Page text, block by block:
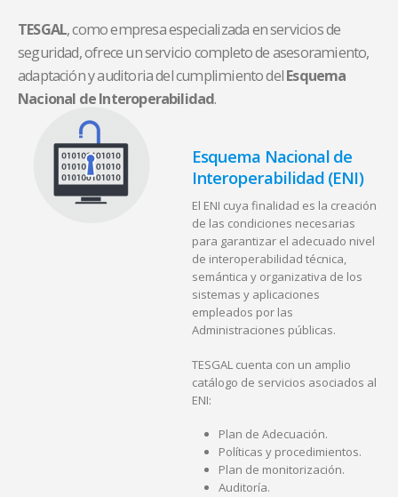
TESGAL, como empresa especializada en servicios de
seguridad, ofrece un servicio completo de asesoramiento,
adaptación y auditoria del cumplimiento delEsquema
Nacional de Interoperabilidad.
Esquema Nacional de
Interoperabilidad (ENI)
El ENI cuya finalidad es la creación
de las condiciones necesarias
para garantizar el adecuado nivel
de interoperabilidad técnica,
semántica y organizativa de los
sistemas y aplicaciones
empleados por las
Administraciones públicas.
TESGAL cuenta con un amplio
catálogo de servicios asociados al
ENI:
Plan de Adecuación.
Políticas y procedimientos.
Plan de monitorización.
Auditoría.